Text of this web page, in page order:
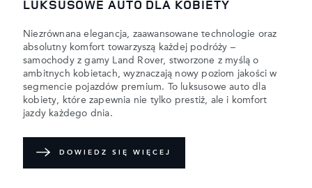
LUKSUSOWE AUTO DLA KOBIETY
Niezrównana elegancja, zaawansowane technologie oraz
absolutny komfort towarzyszą każdej podróży –
samochody z gamy Land Rover, stworzone z myślą o
ambitnych kobietach, wyznaczają nowy poziom jakości w
segmencie pojazdów premium. To luksusowe auto dla
kobiety, które zapewnia nie tylko prestiż, ale i komfort
jazdy każdego dnia.
DOWIEDZ SIĘ WIĘCEJ